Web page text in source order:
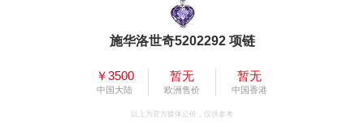
施华洛世奇5202292 项链
￥3500
中国大陆
暂无
欧洲售价
暂无
中国香港
以上为官方媒体公价，仅供参考